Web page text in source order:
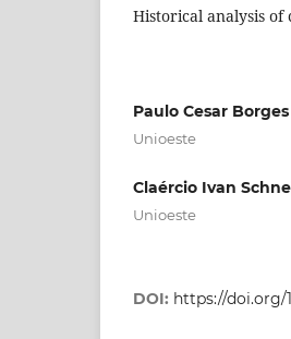
Historical analysis of
Paulo Cesar
Unioeste
Claércio Ivan
Unioeste
DOI: https://doi.org/